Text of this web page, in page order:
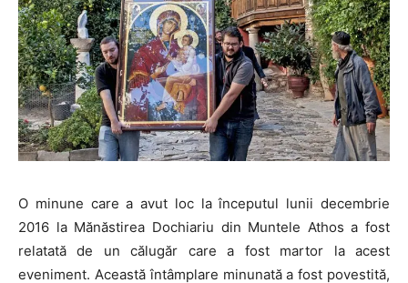
O minune care a avut loc la începutul lunii decembrie
2016 la Mănăstirea Dochiariu din Muntele Athos a fost
relatată de un călugăr care a fost martor la acest
eveniment. Această întâmplare minunată a fost povestită,